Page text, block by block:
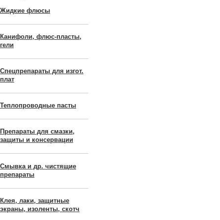
Жидкие флюсы
Канифоли, флюс-пласты,
гели
Спецпрепараты для изгот.
плат
Теплопроводные пасты
Препараты для смазки,
защиты и консервации
Смывка и др. чистящие
препараты
Клея, лаки, защитные
экраны, изоленты, скотч